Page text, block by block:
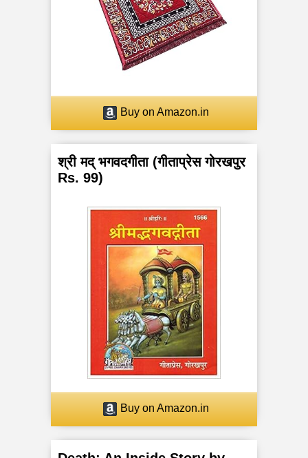
Buy on Amazon.in
श्री मद् भगवदगीता (गीताप्रेस गोरखपुर
Rs. 99)
Buy on Amazon.in